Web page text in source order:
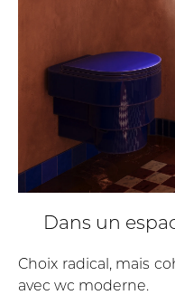
Dans un
Choix radical, mais
avec wc moderne.